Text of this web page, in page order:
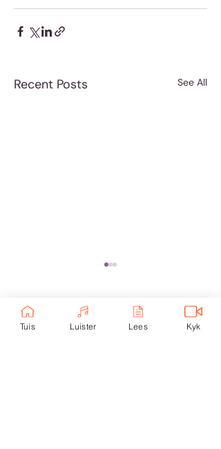
Recent Posts See All
Comments
Tuis Luister Lees Kyk